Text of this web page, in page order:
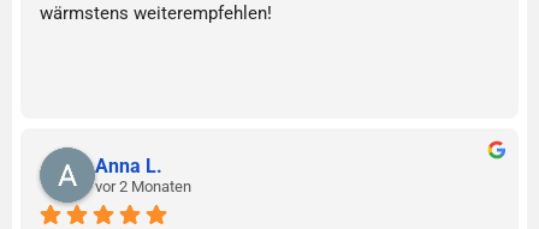
wärmstens weiterempfehlen!
Anna L.
vor 2 Monaten